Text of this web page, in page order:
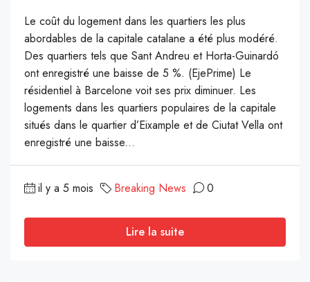
Le coût du logement dans les quartiers les plus
abordables de la capitale catalane a été plus modéré.
Des quartiers tels que Sant Andreu et Horta-Guinardó
ont enregistré une baisse de 5 %. (EjePrime) Le
résidentiel à Barcelone voit ses prix diminuer. Les
logements dans les quartiers populaires de la capitale
situés dans le quartier d’Eixample et de Ciutat Vella ont
enregistré une baisse...
il y a 5 mois Breaking News 0
Lire la suite